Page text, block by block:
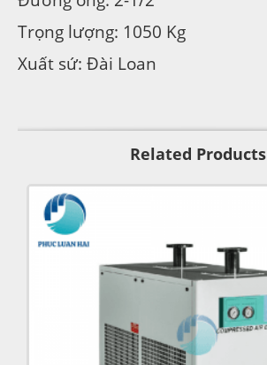
Trọng lượng: 1050 Kg
Xuất sứ: Đài Loan
Related Products